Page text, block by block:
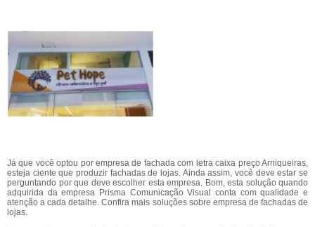
Já que você optou por empresa de fachada com letra caixa preço Arniqueiras,
esteja ciente que produzir fachadas de lojas. Ainda assim, você deve estar se
perguntando por que deve escolher esta empresa. Bom, esta solução quando
adquirida da empresa Prisma Comunicação Visual conta com qualidade e
atenção a cada detalhe. Confira mais soluções sobre empresa de fachadas de
lojas.